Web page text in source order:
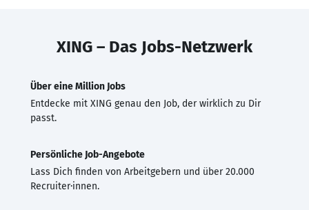
XING – Das Jobs-Netzwerk
Über eine Million Jobs
Entdecke mit XING genau den Job, der wirklich zu Dir
passt.
Persönliche Job-Angebote
Lass Dich finden von Arbeitgebern und über 20.000
Recruiter·innen.